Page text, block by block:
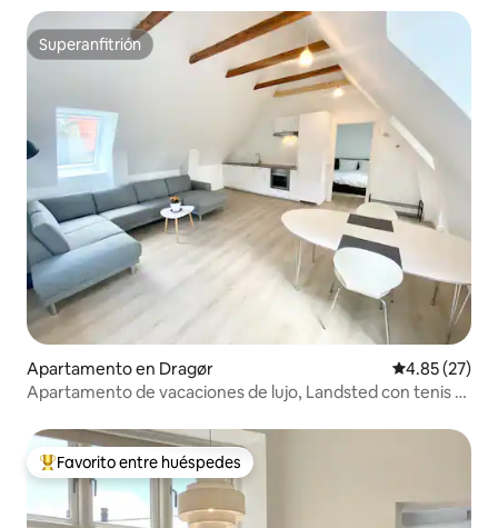
Superanfitrión
Superanfitrión
Apartamento en Dragør Calificación
4.85 (27)
Apartamento de vacaciones de lujo, Landsted con tenis y
Favorito entre huéspedes preferido
Favorito entre huéspedes